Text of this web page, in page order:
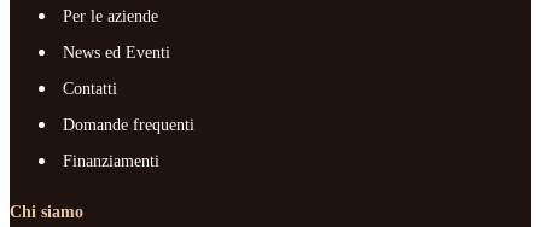
Per le aziende
News ed Eventi
Contatti
Domande frequenti
Finanziamenti
Chi siamo